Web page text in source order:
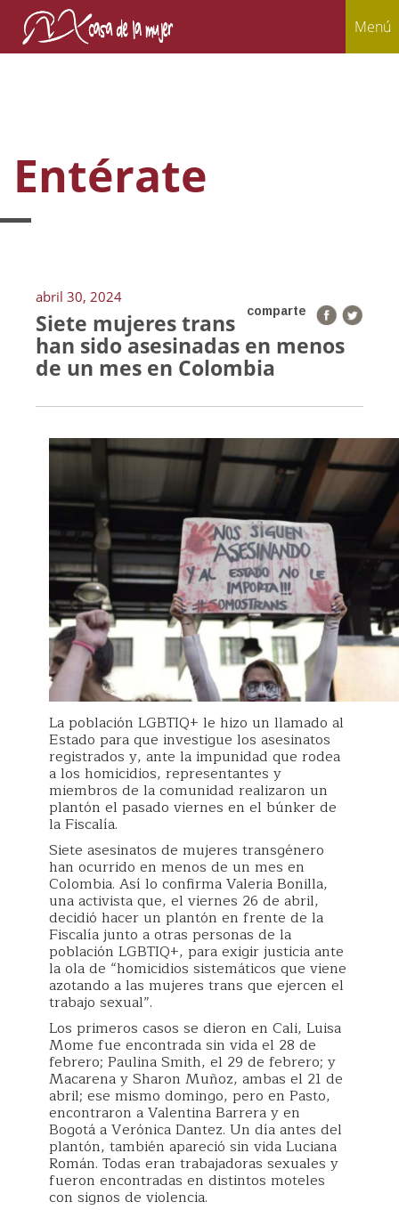
Menú
Entérate
abril 30, 2024
comparte
Siete mujeres trans
han sido asesinadas en menos
de un mes en Colombia
La población LGBTIQ+ le hizo un llamado al
Estado para que investigue los asesinatos
registrados y, ante la impunidad que rodea
a los homicidios, representantes y
miembros de la comunidad realizaron un
plantón el pasado viernes en el búnker de
la Fiscalía.
Siete asesinatos de mujeres transgénero
han ocurrido en menos de un mes en
Colombia. Así lo confirma Valeria Bonilla,
una activista que, el viernes 26 de abril,
decidió hacer un plantón en frente de la
Fiscalía junto a otras personas de la
población LGBTIQ+, para exigir justicia ante
la ola de “homicidios sistemáticos que viene
azotando a las mujeres trans que ejercen el
trabajo sexual”.
Los primeros casos se dieron en Cali, Luisa
Mome fue encontrada sin vida el 28 de
febrero; Paulina Smith, el 29 de febrero; y
Macarena y Sharon Muñoz, ambas el 21 de
abril; ese mismo domingo, pero en Pasto,
encontraron a Valentina Barrera y en
Bogotá a Verónica Dantez. Un día antes del
plantón, también apareció sin vida Luciana
Román. Todas eran trabajadoras sexuales y
fueron encontradas en distintos moteles
con signos de violencia.